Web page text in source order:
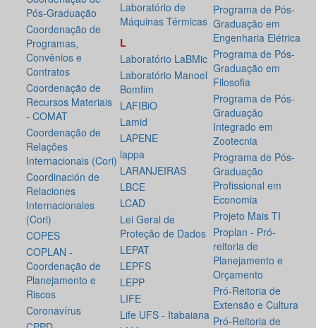
Pós-Graduação
Coordenação de
Programas,
Convênios e
Contratos
Coordenação de
Recursos Materiais
- COMAT
Coordenação de
Relações
Internacionais (Cori)
Coordinación de
Relaciones
Internacionales
(Cori)
COPES
COPLAN -
Coordenação de
Planejamento e
Riscos
Coronavírus
Laboratório de
Máquinas Térmicas
L
Laboratório LaBMic
Laboratório Manoel
Bomfim
LAFIBiO
Lamid
LAPENE
lappa
LARANJEIRAS
LBCE
LCAD
Lei Geral de
Proteção de Dados
LEPAT
LEPFS
LEPP
LIFE
Life UFS - Itabaiana
Programa de Pós-
Graduação em
Engenharia Elétrica
Programa de Pós-
Graduação em
Filosofia
Programa de Pós-
Graduação
Integrado em
Zootecnia
Programa de Pós-
Graduação
Profissional em
Economia
Projeto Mais TI
Proplan - Pró-
reitoria de
Planejamento e
Orçamento
Pró-Reitoria de
Extensão e Cultura
Pró-Reitoria de